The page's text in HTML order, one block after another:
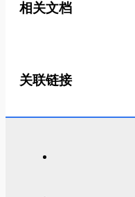
相关文档
关联链接